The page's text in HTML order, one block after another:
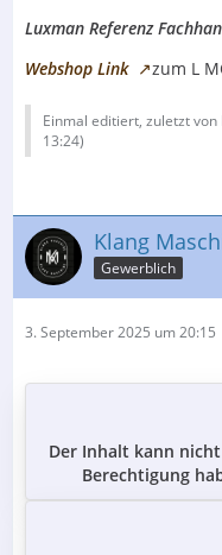
Luxman Referenz
Webshop Link
zum L
Einmal editiert, zuletzt von
13:24)
Klang
Gewerblich
3. September 2025 um 20:15
Der Inhalt kann
Berechtigung